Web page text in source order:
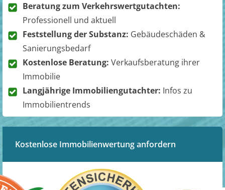
Beratung zum Verkehrswertgutachten:
Professionell und aktuell
Feststellung der Substanz: Gebäudeschäden &
Sanierungsbedarf
Kostenlose Beratung: Verkaufsberatung ihrer
Immobilie
Langjährige Immobiliengutachter: Infos zu
Immobilientrends
Kostenlose Immobilienwertung anfordern